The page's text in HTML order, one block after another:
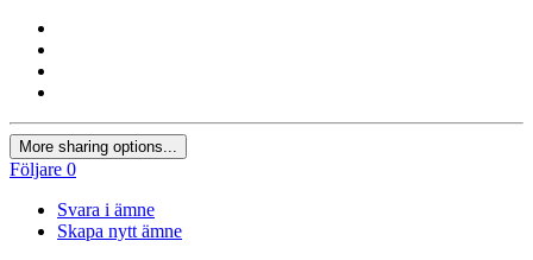
More sharing options...
Följare 0
Svara i ämne
Skapa nytt ämne